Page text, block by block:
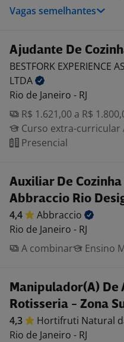
Vagas semelhantes
Ajudante De
BESTFORK EXPERIENCE
LTDA
Rio de Janeiro - RJ
R$ 1.621,00 a R$
Curso extra-
Presencial
Auxiliar De
Abbraccio Rio
4,4
Abbraccio
Rio de Janeiro - RJ
A combinar
Ensino
Manipulador(A) De
Rotisseria - Zona
4,3 Hortifruti Natural
Rio de Janeiro - RJ